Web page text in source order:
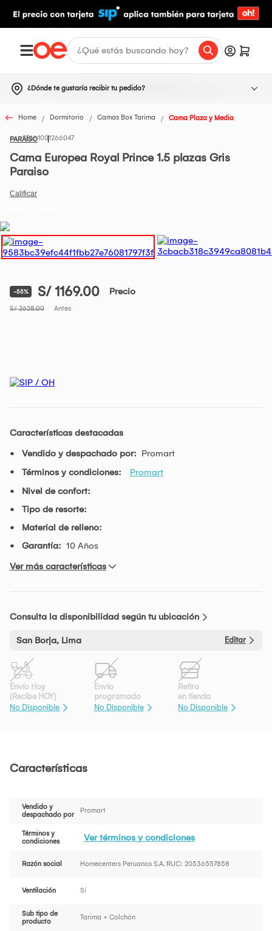
¿Dónde te gustaría recibir tu pedido?
Home Dormitorio Camas Box Tarima Cama Plaza y Media
PARAÍSO1001266047
Cama Europea Royal Prince 1.5 plazas Gris
Paraiso
-55% S/ 1169.00 Precio
S/ 2628.00 Antes
Características destacadas
Vendido y despachado por: Promart
Términos y condiciones:
Promart
Nivel de confort:
Tipo de resorte:
Material de relleno:
Garantía: 10 Años
Ver más características
Consulta la disponibilidad según tu ubicación
San Borja, Lima Editar
Envío Hoy
(Recibe HOY)
No Disponible
Envío
programado
No Disponible
Retiro
en tienda
No Disponible
Características
Vendido y
despachado por
Promart
Términos y
condiciones
Ver términos y condiciones
Razón social Homecenters Peruanos S.A. RUC: 20536557858
Ventilación Sí
Sub tipo de
producto
Tarima + Colchón